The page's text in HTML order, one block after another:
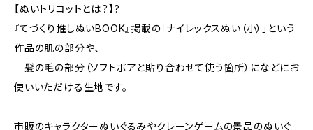
【ぬいトリコットとは？】?
『てづくり推しぬいBOOK』掲載の「ナイレックスぬい（小）」という
作品の肌の部分や、
髪の毛の部分（ソフトボアと貼り合わせて使う箇所）になどにお
使いいただける生地です。
市販のキャラクターぬいぐるみやクレーンゲームの景品のぬいぐ